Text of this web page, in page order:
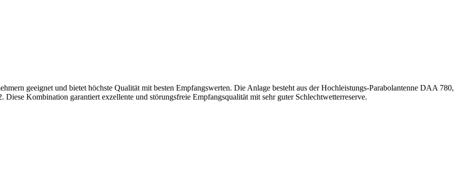
geeignet und bietet höchste Qualität mit besten Empfangswerten. Die Anlage besteht aus der Hochleistungs-Parabolantenne DAA 780,
Kombination garantiert exzellente und störungsfreie Empfangsqualität mit sehr guter Schlechtwetterreserve.